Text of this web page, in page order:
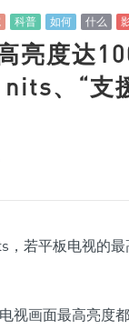
科普 如何 什么
亮度达
、“支
视画面最高亮度